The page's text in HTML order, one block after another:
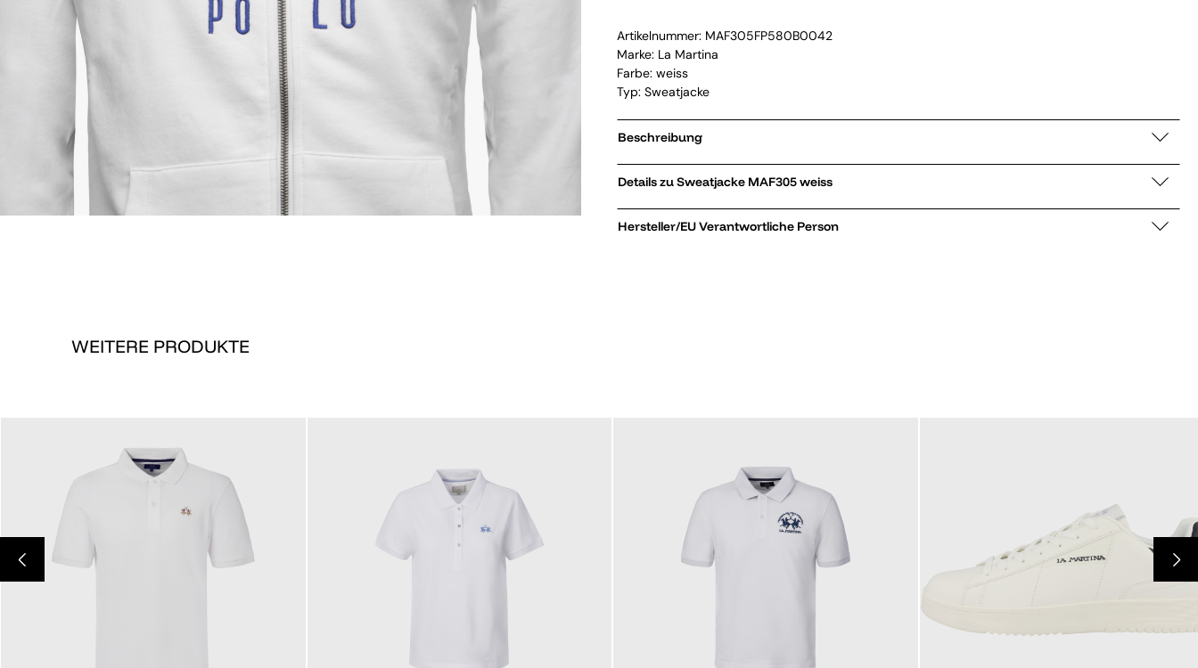
Artikelnummer: MAF305FP580B0042
Marke: La Martina
Farbe: weiss
Typ: Sweatjacke
Beschreibung
Details zu Sweatjacke MAF305 weiss
Hersteller/EU Verantwortliche Person
WEITERE PRODUKTE